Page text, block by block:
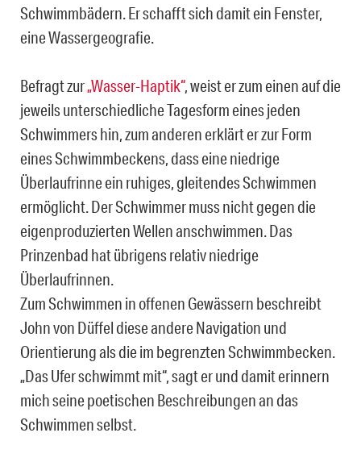
Schwimmbädern. Er schafft sich damit ein Fenster,
eine Wassergeografie.
Befragt zur„Wasser-Haptik“, weist er zum einen auf die
jeweils unterschiedliche Tagesform eines jeden
Schwimmers hin, zum anderen erklärt er zur Form
eines Schwimmbeckens, dass eine niedrige
Überlaufrinne ein ruhiges, gleitendes Schwimmen
ermöglicht. Der Schwimmer muss nicht gegen die
eigenproduzierten Wellen anschwimmen. Das
Prinzenbad hat übrigens relativ niedrige
Überlaufrinnen.
Zum Schwimmen in offenen Gewässern beschreibt
John von Düffel diese andere Navigation und
Orientierung als die im begrenzten Schwimmbecken.
„Das Ufer schwimmt mit“, sagt er und damit erinnern
mich seine poetischen Beschreibungen an das
Schwimmen selbst.